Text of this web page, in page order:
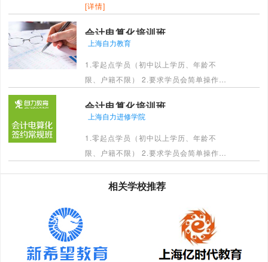
6．想要提高会计水平的人员 7．不满
[详情]
[详情]
会计电算化培训班
上海自力教育
1.零起点学员（初中以上学历、年龄不
限、户籍不限） 2.要求学员会简单操作电
算化，但考试未通过的学员
[详情]
会计电算化培训班
上海自力进修学院
1.零起点学员（初中以上学历、年龄不
限、户籍不限） 2.要求学员会简单操作电
电算化，但考试未通过的学员
相关学校推荐